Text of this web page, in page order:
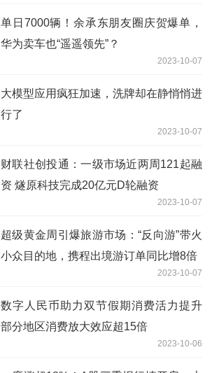
单日7000辆！余承东朋友圈庆贺爆单，
华为卖车也“遥遥领先”？
2023-10-07
大模型应用疯狂加速，洗牌却在静悄悄进
行了
2023-10-07
财联社创投通：一级市场近两周121起融
资 燧原科技完成20亿元D轮融资
2023-10-07
超级黄金周引爆旅游市场：“反向游”带火
小众目的地，携程出境游订单同比增8倍
2023-10-07
数字人民币助力双节假期消费活力提升
部分地区消费放大效应超15倍
2023-10-06